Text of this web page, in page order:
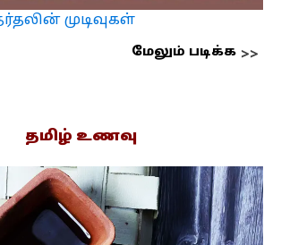
முடிவுகள்
மேலும் படிக்க
தமிழ் உணவு